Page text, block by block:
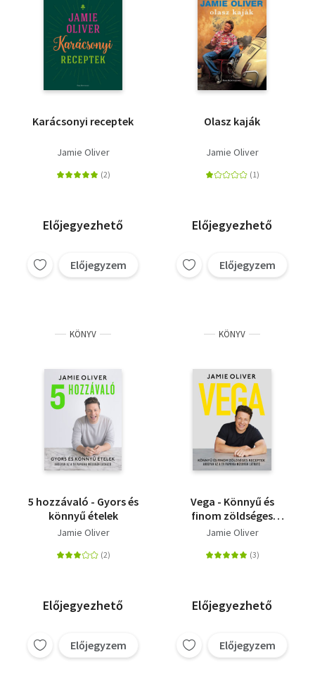
Karácsonyi receptek
Jamie Oliver
Előjegyezhető
Előjegyzem
Olasz kaják
Jamie Oliver
Előjegyezhető
Előjegyzem
KÖNYV
5 hozzávaló - Gyors és
könnyű ételek
Jamie Oliver
Előjegyezhető
Előjegyzem
KÖNYV
Vega - Könnyű és
finom zöldséges
receptek
Jamie Oliver
Előjegyezhető
Előjegyzem